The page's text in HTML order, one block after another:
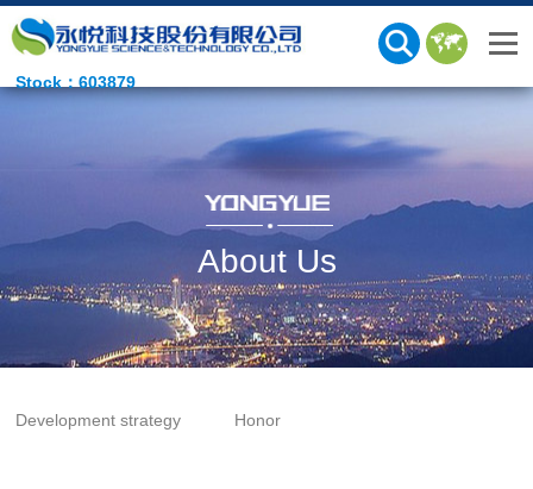
Stock：603879
About Us
Development strategy Honor